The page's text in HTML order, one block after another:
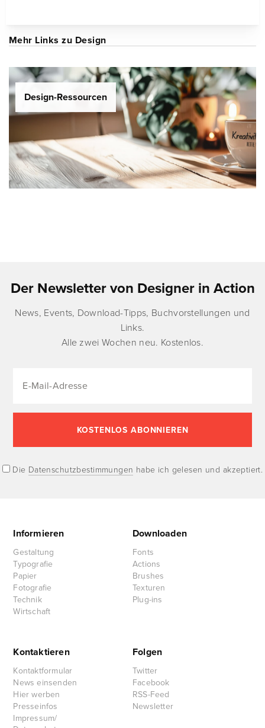
Mehr Links zu Design
Design-Ressourcen
Der Newsletter von Designer in Action
News, Events, Download-Tipps, Buchvorstellungen und
Links.
Alle zwei Wochen neu. Kostenlos.
Die Datenschutzbestimmungen habe ich gelesen und akzeptiert.
Informieren
Gestaltung
Typografie
Papier
Fotografie
Technik
Wirtschaft
Downloaden
Fonts
Actions
Brushes
Texturen
Plug-ins
Kontaktieren
Kontaktformular
News einsenden
Hier werben
Presseinfos
Impressum/
Folgen
Twitter
Facebook
RSS-Feed
Newsletter